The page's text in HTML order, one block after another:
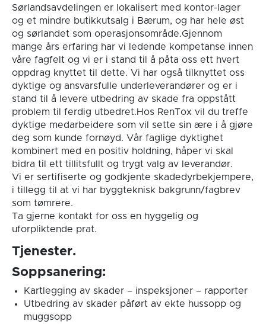
Sørlandsavdelingen er lokalisert med kontor-lager
og et mindre butikkutsalg i Bærum, og har hele øst
og sørlandet som operasjonsområde.Gjennom
mange års erfaring har vi ledende kompetanse innen
våre fagfelt og vi er i stand til å påta oss ett hvert
oppdrag knyttet til dette. Vi har også tilknyttet oss
dyktige og ansvarsfulle underleverandører og er i
stand til å levere utbedring av skade fra oppstått
problem til ferdig utbedret.Hos RenTox vil du treffe
dyktige medarbeidere som vil sette sin ære i å gjøre
deg som kunde fornøyd. Vår faglige dyktighet
kombinert med en positiv holdning, håper vi skal
bidra til ett tillitsfullt og trygt valg av leverandør.
Vi er sertifiserte og godkjente skadedyrbekjempere,
i tillegg til at vi har byggteknisk bakgrunn/fagbrev
som tømrere.
Ta gjerne kontakt for oss en hyggelig og
uforpliktende prat.
Tjenester.
Soppsanering:
Kartlegging av skader – inspeksjoner – rapporter
Utbedring av skader påført av ekte hussopp og
muggsopp